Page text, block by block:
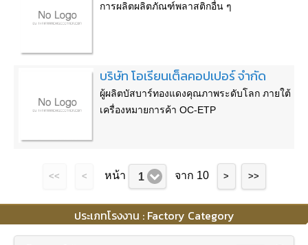
การผลิตผลิตภัณฑ์พลาสติกอื่น ๆ
บริษัท โอเรียนเต็ลคอปเปอร์ จำกัด
ผู้ผลิตบัสบาร์ทองแดงคุณภาพระดับโลก ภายใต้
เครื่องหมายการค้า OC-ETP
<< < หน้า 1 จาก 10 > >>
ประเภทโรงงาน : Factory Category